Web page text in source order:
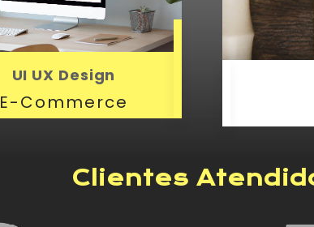
UI UX Design
E-Commerce
Clientes